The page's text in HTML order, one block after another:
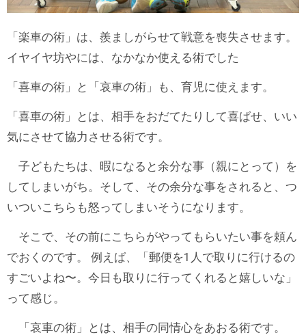
「楽車の術」は、羨ましがらせて戦意を喪失させます。
イヤイヤ坊やには、なかなか使える術でした
「喜車の術」と「哀車の術」も、育児に使えます。
「喜車の術」とは、相手をおだてたりして喜ばせ、いい
気にさせて協力させる術です。
子どもたちは、暇になると余分な事（親にとって）を
してしまいがち。そして、その余分な事をされると、つ
いついこちらも怒ってしまいそうになります。
そこで、その前にこちらがやってもらいたい事を頼ん
でおくのです。 例えば、「郵便を1人で取りに行けるの
すごいよね〜。今日も取りに行ってくれると嬉しいな」
って感じ。
「哀車の術」とは、相手の同情心をあおる術です。